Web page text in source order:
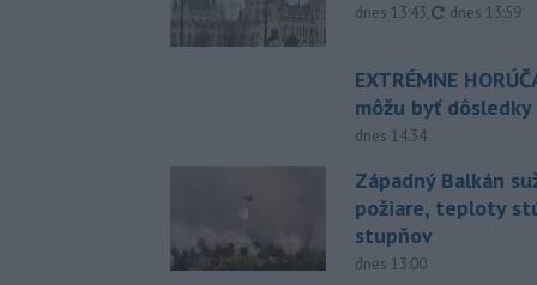
dnes 13:43, aktualizované
dnes 13:59
EXTRÉMNE
môžu byť dôsledky
dnes 14:34
Západný Balkán
požiare, teploty
stupňov
dnes 13:00